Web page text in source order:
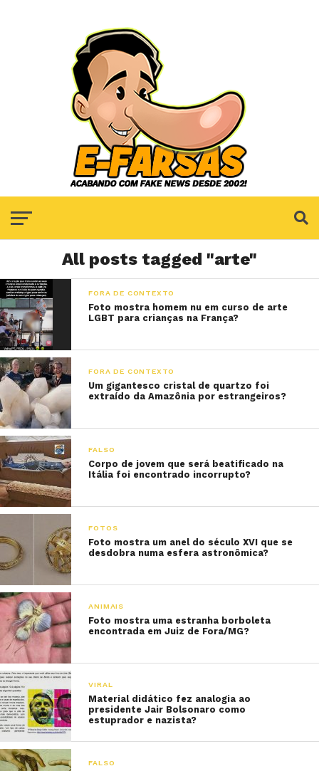
All posts tagged "arte"
FORA DE CONTEXTO
Foto mostra homem nu em curso de arte
LGBT para crianças na França?
FORA DE CONTEXTO
Um gigantesco cristal de quartzo foi
extraído da Amazônia por estrangeiros?
FALSO
Corpo de jovem que será beatificado na
Itália foi encontrado incorrupto?
FOTOS
Foto mostra um anel do século XVI que se
desdobra numa esfera astronômica?
ANIMAIS
Foto mostra uma estranha borboleta
encontrada em Juiz de Fora/MG?
VIRAL
Material didático fez analogia ao
presidente Jair Bolsonaro como
estuprador e nazista?
FALSO